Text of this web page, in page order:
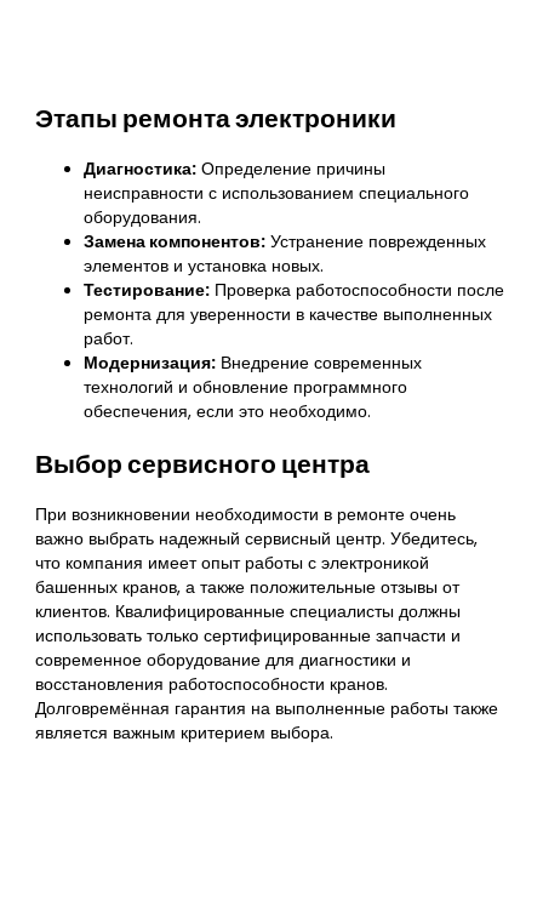
Этапы ремонта электроники
Диагностика: Определение причины
неисправности с использованием специального
оборудования.
Замена компонентов: Устранение поврежденных
элементов и установка новых.
Тестирование: Проверка работоспособности после
ремонта для уверенности в качестве выполненных
работ.
Модернизация: Внедрение современных
технологий и обновление программного
обеспечения, если это необходимо.
Выбор сервисного центра
При возникновении необходимости в ремонте очень
важно выбрать надежный сервисный центр. Убедитесь,
что компания имеет опыт работы с электроникой
башенных кранов, а также положительные отзывы от
клиентов. Квалифицированные специалисты должны
использовать только сертифицированные запчасти и
современное оборудование для диагностики и
восстановления работоспособности кранов.
Долговремённая гарантия на выполненные работы также
является важным критерием выбора.